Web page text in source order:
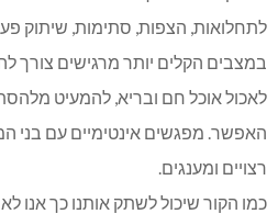
לתחלואות, הצפות, סתימות, שיתוק
במצבים הקלים יותר מרגישים
לאכול אוכל חם ובריא, להמעיט
האפשר. מפגשים אינטימיים עם בני
רצויים ומענגים.
כמו הקור שיכול לשתק אותנו כך אנו